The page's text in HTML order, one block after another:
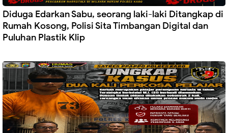
Diduga Edarkan Sabu, seorang laki-laki Ditangkap di
Rumah Kosong, Polisi Sita Timbangan Digital dan
Puluhan Plastik Klip